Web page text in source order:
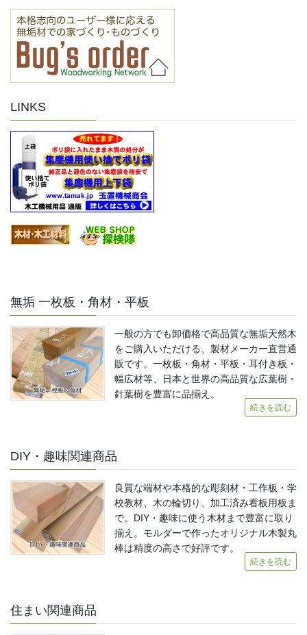
LINKS
無垢 一枚板・角材・平板
一般の方でも卸価格で高品質な無垢天然木
をご購入いただける、製材メーカー直営通
販です。一枚板・角材・平板・耳付き板・
幅広材等、日本と世界の高品質な広葉樹・
針葉樹を豊富に品揃え。
続きを読む
DIY・趣味関連商品
良質な端材や本格的な彫刻材・工作板・学
校教材、木の輪切り、加工済み看板用板ま
で。DIY・趣味に使う木材まで豊富に取り
揃え。モルダーで作ったオリジナル木製丸
棒は精度の高さで好評です。
続きを読む
住まい関連商品